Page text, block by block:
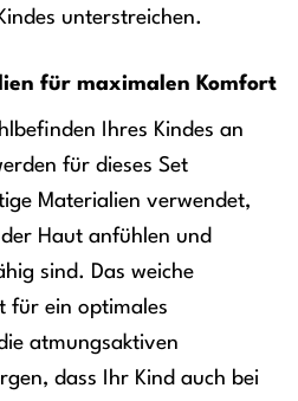
unterstreichen.
für maximalen Komfort
Ihres Kindes an
für dieses Set
Materialien verwendet,
Haut anfühlen und
sind. Das weiche
für ein optimales
atmungsaktiven
dass Ihr Kind auch bei